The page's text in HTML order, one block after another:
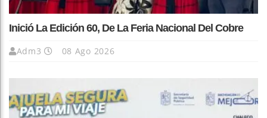
Inició La Edición 60, De La Feria Nacional Del Cobre
Adm3 08 Ago 2026